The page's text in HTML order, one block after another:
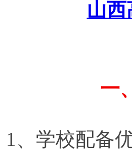
山
一
1、学校配备